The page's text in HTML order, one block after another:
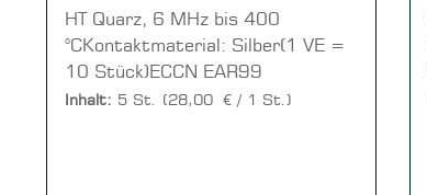
HT Quarz, 6 MHz bis 400
°CKontaktmaterial: Silber(1 VE =
10 Stück)ECCN EAR99
Inhalt: 5 St. (28,00 € / 1 St.)